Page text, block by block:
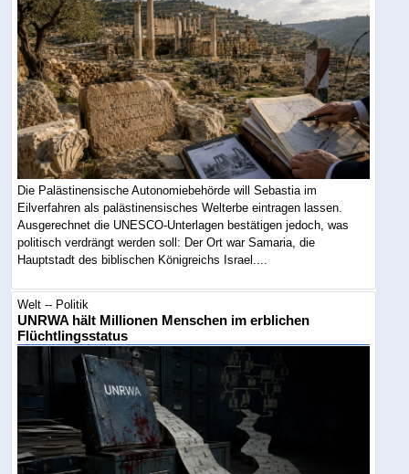
Die Palästinensische Autonomiebehörde will Sebastia im
Eilverfahren als palästinensisches Welterbe eintragen lassen.
Ausgerechnet die UNESCO-Unterlagen bestätigen jedoch, was
politisch verdrängt werden soll: Der Ort war Samaria, die
Hauptstadt des biblischen Königreichs Israel....
Welt -- Politik
UNRWA hält Millionen Menschen im erblichen
Flüchtlingsstatus